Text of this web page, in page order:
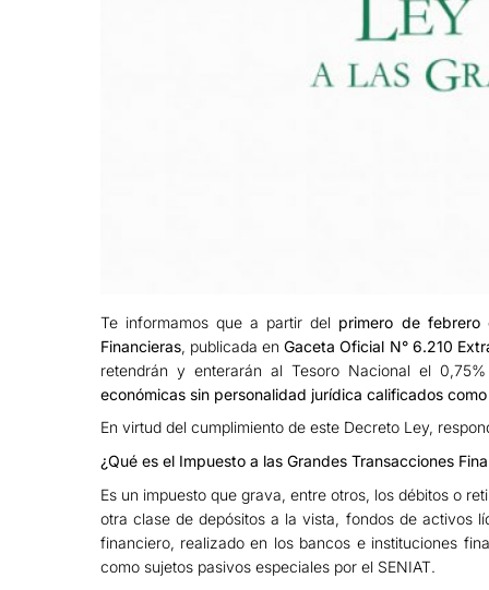
Te informamos que a partir del primero de febrero
Financieras, publicada enGaceta Oficial N° 6.210
retendrán y enterarán al Tesoro Nacional el
económicas sin personalidad jurídica calificados
En virtud del cumplimiento de este Decreto Ley,
¿Qué es el Impuesto a las Grandes Transacciones
Es un impuesto que grava, entre otros, los débitos o
otra clase de depósitos a la vista, fondos de activos
financiero, realizado en los bancos e instituciones
como sujetos pasivos especiales por el SENIAT.